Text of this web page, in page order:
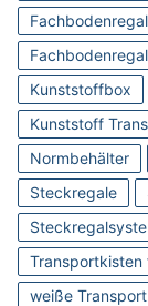
Kunststoffbox
Kunststoff
Normbehälter
Steckregale
Transportkisten
weiße